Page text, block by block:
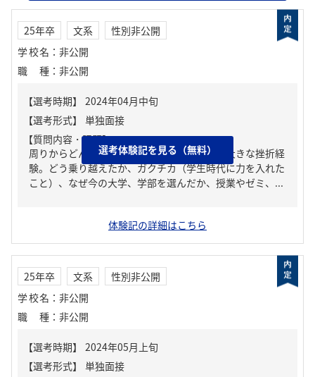
25年卒 文系
性別非公開
学校名 ： 非公開
職種 ： 非公開
【質問内容・課題】
周りからどんな人といわれる？、人生の中で大きな挫折経
験。どう乗り越えたか、ガクチカ（学生時代に力を入れた
こと）、なぜ今の大学、学部を選んだか、授業やゼミ、...
選考体験記を見る（無料）
体験記の詳細はこちら
25年卒 文系
性別非公開
学校名 ： 非公開
職種 ： 非公開